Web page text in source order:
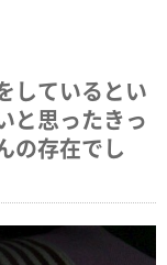
しているとい
と思ったきっ
の存在でし